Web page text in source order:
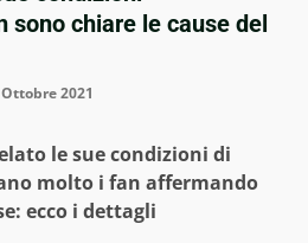
sono chiare le cause del
2021
le sue condizioni di
molto i fan affermando
ecco i dettagli